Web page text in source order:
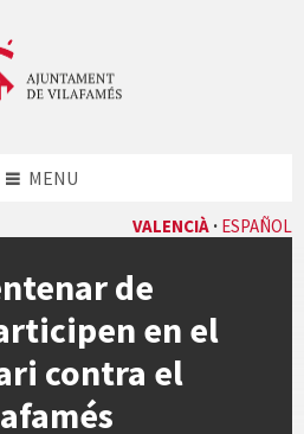
VALENCIÀ ESPAÑOL
MENU
de
en el
contra el